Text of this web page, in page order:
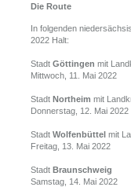
Die Route
In folgenden
2022 Halt:
Stadt Göttingen mit
Mittwoch, 11. Mai 2022
Stadt Northeim mit
Donnerstag, 12. Mai 2022
Stadt Wolfenbüttelmit
Freitag, 13. Mai 2022
Stadt Braunschweig
Samstag, 14. Mai 2022